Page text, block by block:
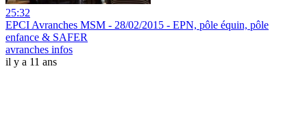
25:32
EPCI Avranches MSM - 28/02/2015 - EPN, pôle équin, pôle
enfance & SAFER
avranches infos
il y a 11 ans